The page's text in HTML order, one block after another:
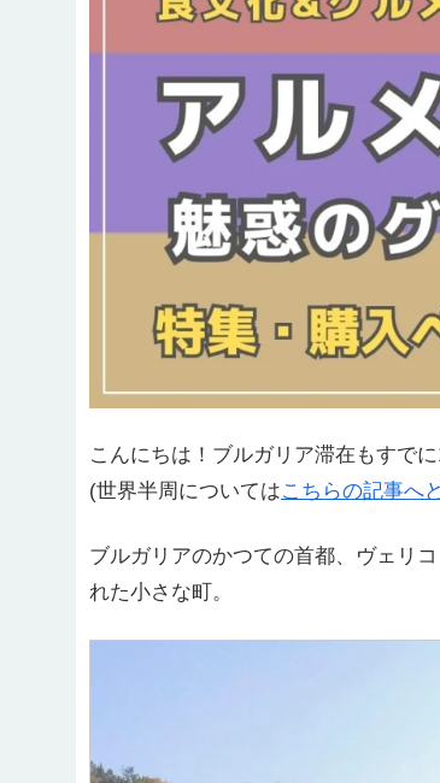
こんにちは！ブルガリア滞在もすで
(世界半周についてはこちらの記事へ
ブルガリアのかつての首都、ヴェリ
れた小さな町。